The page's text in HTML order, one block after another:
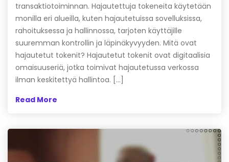
transaktiotoiminnan. Hajautettuja tokeneita käytetään
monilla eri alueilla, kuten hajautetuissa sovelluksissa,
rahoituksessa ja hallinnossa, tarjoten käyttäjille
suuremman kontrollin ja läpinäkyvyyden. Mitä ovat
hajautetut tokenit? Hajautetut tokenit ovat digitaalisia
omaisuuseriä, jotka toimivat hajautetussa verkossa
ilman keskitettyä hallintoa. […]
Read More